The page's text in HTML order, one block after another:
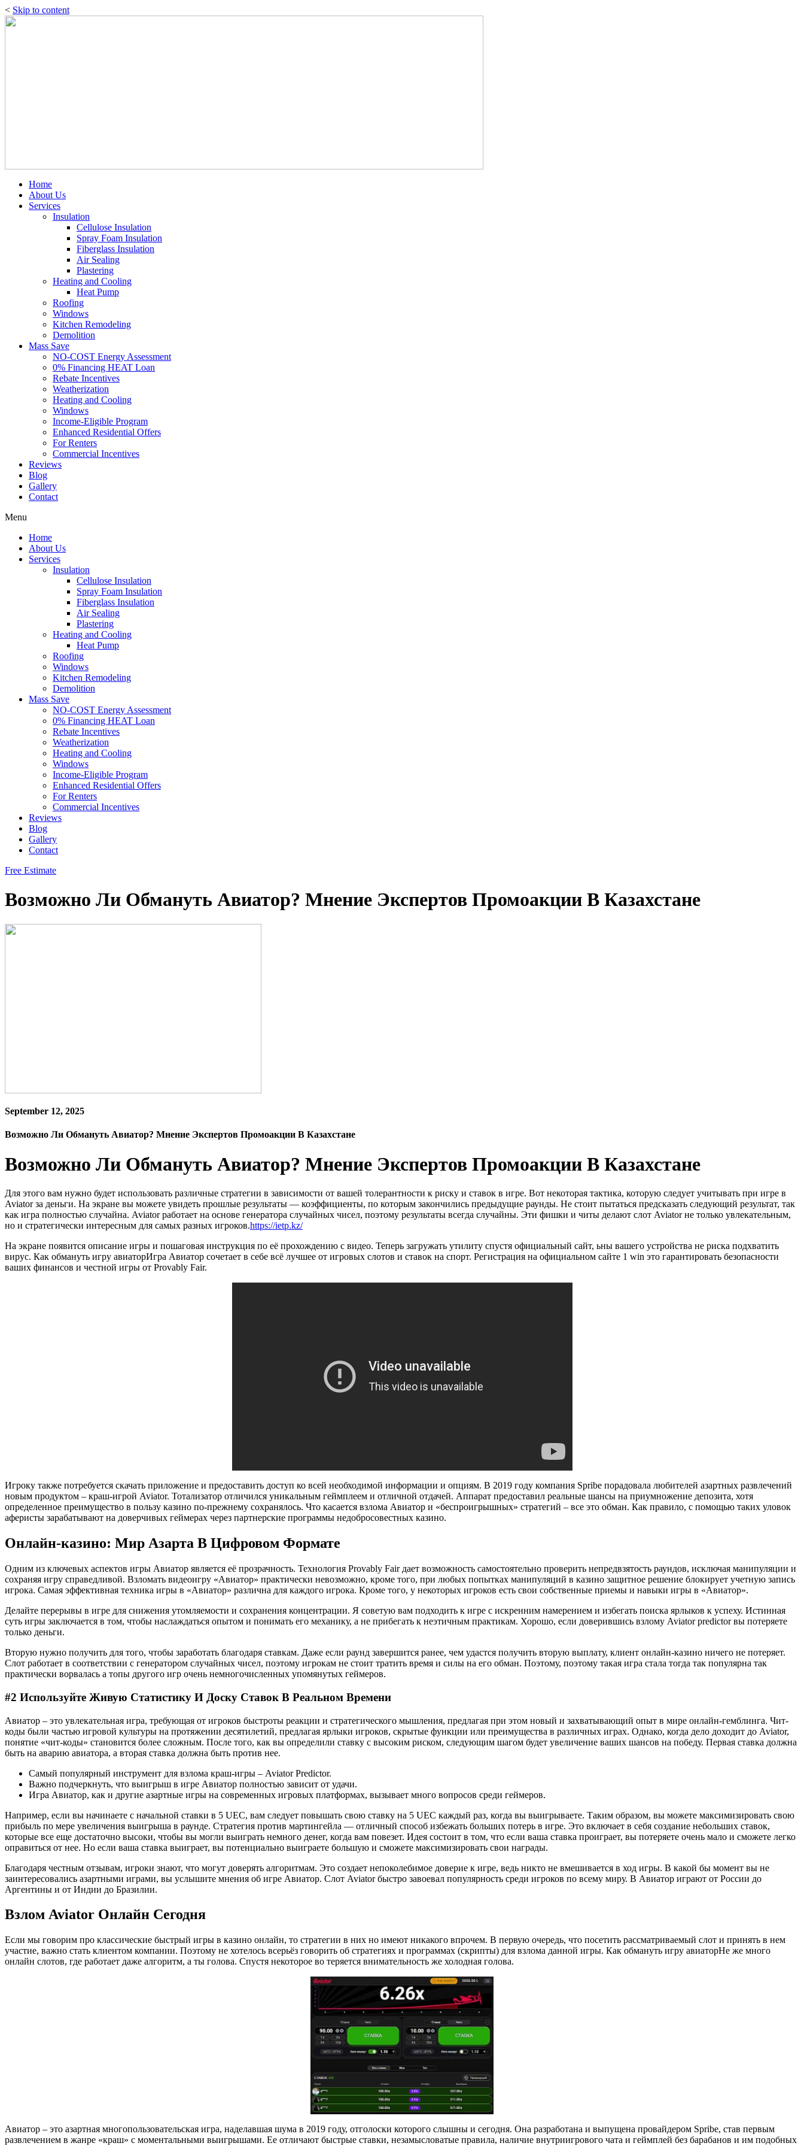
< Skip to content
Home
About Us
Services
Insulation
Cellulose Insulation
Spray Foam Insulation
Fiberglass Insulation
Air Sealing
Plastering
Heating and Cooling
Heat Pump
Roofing
Windows
Kitchen Remodeling
Demolition
Mass Save
NO-COST Energy Assessment
0% Financing HEAT Loan
Rebate Incentives
Weatherization
Heating and Cooling
Windows
Income-Eligible Program
Enhanced Residential Offers
For Renters
Commercial Incentives
Reviews
Blog
Gallery
Contact
Menu
Home
About Us
Services
Insulation
Cellulose Insulation
Spray Foam Insulation
Fiberglass Insulation
Air Sealing
Plastering
Heating and Cooling
Heat Pump
Roofing
Windows
Kitchen Remodeling
Demolition
Mass Save
NO-COST Energy Assessment
0% Financing HEAT Loan
Rebate Incentives
Weatherization
Heating and Cooling
Windows
Income-Eligible Program
Enhanced Residential Offers
For Renters
Commercial Incentives
Reviews
Blog
Gallery
Contact
Free Estimate
Возможно Ли Обмануть Авиатор? Мнение Экспертов Промоакции В Казахстане
September 12, 2025
Возможно Ли Обмануть Авиатор? Мнение Экспертов Промоакции В Казахстане
Возможно Ли Обмануть Авиатор? Мнение Экспертов Промоакции В Казахстане
Для этого вам нужно будет использовать различные стратегии в зависимости от вашей толерантности к риску и ставок в игре. Вот некоторая тактика, которую следует учитывать при игре в
Aviator за деньги. На экране вы можете увидеть прошлые результаты — коэффициенты, по которым закончились предыдущие раунды. Не стоит пытаться предсказать следующий результат, так
как игра полностью случайна. Aviator работает на основе генератора случайных чисел, поэтому результаты всегда случайны. Эти фишки и читы делают слот Aviator не только увлекательным,
но и стратегически интересным для самых разных игроков.https://ietp.kz/
На экране появится описание игры и пошаговая инструкция по её прохождению с видео. Теперь загружать утилиту спустя официальный сайт, ьны вашего устройства не риска подхватить
вирус. Как обмануть игру авиаторИгра Авиатор сочетает в себе всё лучшее от игровых слотов и ставок на спорт. Регистрация на официальном сайте 1 win это гарантировать безопасности
ваших финансов и честной игры от Provably Fair.
Игроку также потребуется скачать приложение и предоставить доступ ко всей необходимой информации и опциям. В 2019 году компания Spribe порадовала любителей азартных развлечений
новым продуктом – краш-игрой Aviator. Тотализатор отличился уникальным геймплеем и отличной отдачей. Аппарат предоставил реальные шансы на приумножение депозита, хотя
определенное преимущество в пользу казино по-прежнему сохранялось. Что касается взлома Авиатор и «беспроигрышных» стратегий – все это обман. Как правило, с помощью таких уловок
аферисты зарабатывают на доверчивых геймерах через партнерские программы недобросовестных казино.
Онлайн-казино: Мир Азарта В Цифровом Формате
Одним из ключевых аспектов игры Авиатор является её прозрачность. Технология Provably Fair дает возможность самостоятельно проверить непредвзятость раундов, исключая манипуляции и
сохраняя игру справедливой. Взломать видеоигру «Авиатор» практически невозможно, кроме того, при любых попытках манипуляций в казино защитное решение блокирует учетную запись
игрока. Самая эффективная техника игры в «Авиатор» различна для каждого игрока. Кроме того, у некоторых игроков есть свои собственные приемы и навыки игры в «Авиатор».
Делайте перерывы в игре для снижения утомляемости и сохранения концентрации. Я советую вам подходить к игре с искренним намерением и избегать поиска ярлыков к успеху. Истинная
суть игры заключается в том, чтобы наслаждаться опытом и понимать его механику, а не прибегать к неэтичным практикам. Хорошо, если доверившись взлому Aviator predictor вы потеряете
только деньги.
Вторую нужно получить для того, чтобы заработать благодаря ставкам. Даже если раунд завершится ранее, чем удастся получить вторую выплату, клиент онлайн-казино ничего не потеряет.
Слот работает в соответствии с генератором случайных чисел, поэтому игрокам не стоит тратить время и силы на его обман. Поэтому, поэтому такая игра стала тогда так популярна так
практически ворвалась а топы другого игр очень немногочисленных упомянутых геймеров.
#2 Используйте Живую Статистику И Доску Ставок В Реальном Времени
Авиатор – это увлекательная игра, требующая от игроков быстроты реакции и стратегического мышления, предлагая при этом новый и захватывающий опыт в мире онлайн-гемблинга. Чит-
коды были частью игровой культуры на протяжении десятилетий, предлагая ярлыки игроков, скрытые функции или преимущества в различных играх. Однако, когда дело доходит до Aviator,
понятие «чит-коды» становится более сложным. После того, как вы определили ставку с высоким риском, следующим шагом будет увеличение ваших шансов на победу. Первая ставка должна
быть на аварию авиатора, а вторая ставка должна быть против нее.
Самый популярный инструмент для взлома краш-игры – Aviator Predictor.
Важно подчеркнуть, что выигрыш в игре Авиатор полностью зависит от удачи.
Игра Авиатор, как и другие азартные игры на современных игровых платформах, вызывает много вопросов среди геймеров.
Например, если вы начинаете с начальной ставки в 5 UEC, вам следует повышать свою ставку на 5 UEC каждый раз, когда вы выигрываете. Таким образом, вы можете максимизировать свою
прибыль по мере увеличения выигрыша в раунде. Стратегия против мартингейла — отличный способ избежать больших потерь в игре. Это включает в себя создание небольших ставок,
которые все еще достаточно высоки, чтобы вы могли выиграть немного денег, когда вам повезет. Идея состоит в том, что если ваша ставка проиграет, вы потеряете очень мало и сможете легко
оправиться от нее. Но если ваша ставка выиграет, вы потенциально выиграете большую и сможете максимизировать свои награды.
Благодаря честным отзывам, игроки знают, что могут доверять алгоритмам. Это создает непоколебимое доверие к игре, ведь никто не вмешивается в ход игры. В какой бы момент вы не
заинтересовались азартными играми, вы услышите мнения об игре Авиатор. Слот Aviator быстро завоевал популярность среди игроков по всему миру. В Авиатор играют от России до
Аргентины и от Индии до Бразилии.
Взлом Aviator Онлайн Сегодня
Если мы говорим про классические быстрый игры в казино онлайн, то стратегии в них но имеют никакого впрочем. В первую очередь, что посетить рассматриваемый слот и принять в нем
участие, важно стать клиентом компании. Поэтому не хотелось всерьёз говорить об стратегиях и программах (скрипты) для взлома данной игры. Как обмануть игру авиаторНе же много
онлайн слотов, где работает даже алгоритм, а ты голова. Спустя некоторое во теряется внимательность же холодная голова.
Авиатор – это азартная многопользовательская игра, наделавшая шума в 2019 году, отголоски которого слышны и сегодня. Она разработана и выпущена провайдером Spribe, став первым
развлечением в жанре «краш» с моментальными выигрышами. Ее отличают быстрые ставки, незамысловатые правила, наличие внутриигрового чата и геймплей без барабанов и им подобных